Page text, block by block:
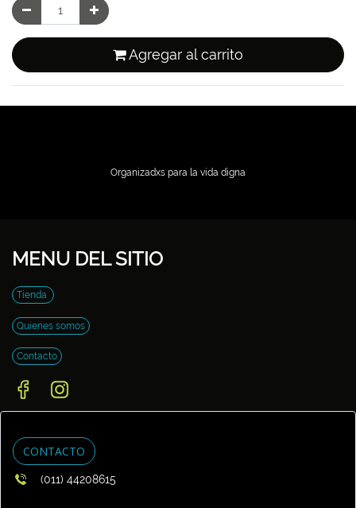
Agregar al carrito
Organizadxs para la vida digna
MENU DEL SITIO
Tienda
Quienes somos
Contacto
CONTACTO
(011) 44208615